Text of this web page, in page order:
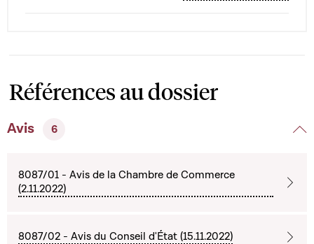
Références au dossier
Avis 6
8087/01 - Avis de la Chambre de Commerce
(2.11.2022)
8087/02 - Avis du Conseil d'État (15.11.2022)